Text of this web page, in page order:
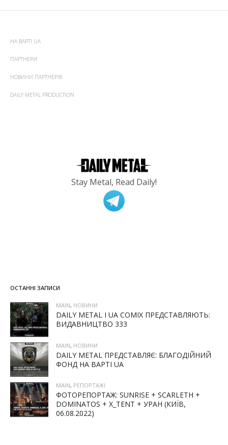
НА ВАРТІ UA
ПАРТНЕРИ
НОВИНИ ПАРТНЕРІВ
DAILY METAL PRODUCTION
Stay Metal, Read Daily!
ОСТАННІ ЗАПИСИ
MAIN, НОВИНИ
DAILY METAL І UA COMIX ПРЕДСТАВЛЯЮТЬ:
ВИДАВНИЦТВО 333
MAIN, НОВИНИ
DAILY METAL ПРЕДСТАВЛЯЄ: БЛАГОДІЙНИЙ
ФОНД НА ВАРТІ UA
MAIN, РЕПОРТАЖІ
ФОТОРЕПОРТАЖ: SUNRISE + SCARLETH +
DOMINATOS + X_TENT + УРАН (КИЇВ,
06.08.2022)